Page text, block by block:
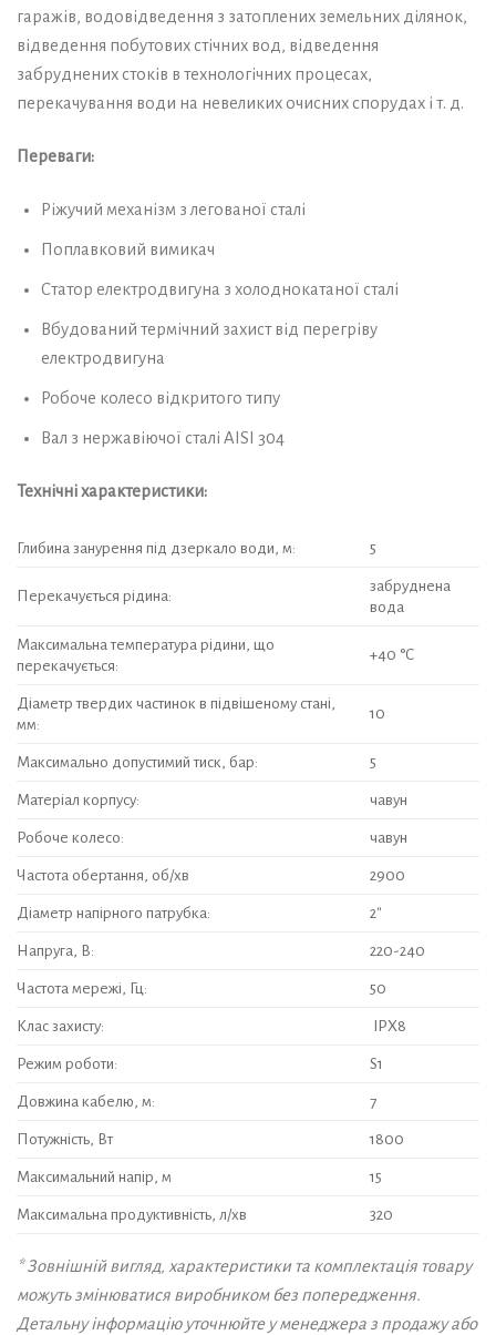
гаражів, водовідведення з затоплених земельних ділянок,
відведення побутових стічних вод, відведення
забруднених стоків в технологічних процесах,
перекачування води на невеликих очисних спорудах і т. д.
Переваги:
Ріжучий механізм з легованої сталі
Поплавковий вимикач
Статор електродвигуна з холоднокатаної сталі
Вбудований термічний захист від перегріву
електродвигуна
Робоче колесо відкритого типу
Вал з нержавіючої сталі AISI 304
Технічні характеристики:
Глибина занурення під дзеркало води, м: 5
Перекачується рідина:
забруднена
вода
Максимальна температура рідини, що
перекачується:
+40 °C
Діаметр твердих частинок в підвішеному стані,
мм:
10
Максимально допустимий тиск, бар: 5
Матеріал корпусу: чавун
Робоче колесо: чавун
Частота обертання, об/хв 2900
Діаметр напірного патрубка: 2″
Напруга, В: 220-240
Частота мережі, Гц: 50
Клас захисту: IPХ8
Режим роботи: S1
Довжина кабелю, м: 7
Потужність, Вт 1800
Максимальний напір, м 15
Максимальна продуктивність, л/хв 320
* Зовнішній вигляд, характеристики та комплектація товару
можуть змінюватися виробником без попередження.
Детальну інформацію уточнюйте у менеджера з продажу або